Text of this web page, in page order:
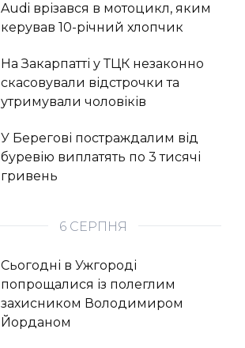
Audi врізався в мотоцикл, яким
керував 10-річний хлопчик
На Закарпатті у ТЦК незаконно
скасовували відстрочки та
утримували чоловіків
У Берегові постраждалим від
буревію виплатять по 3 тисячі
гривень
6 СЕРПНЯ
Сьогодні в Ужгороді
попрощалися із полеглим
захисником Володимиром
Йорданом